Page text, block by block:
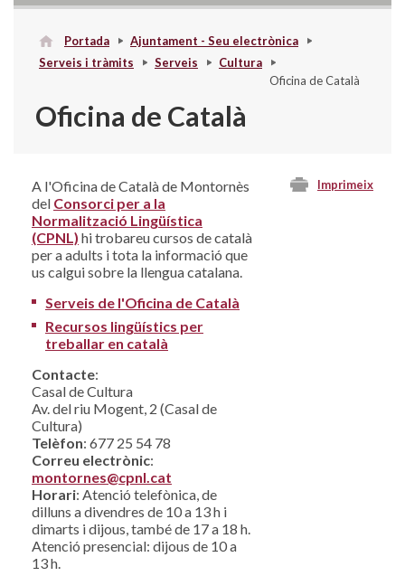
Portada
Ajuntament - Seu electrònica
Serveis i tràmits
Serveis
Cultura
Oficina de Català
Oficina de Català
Imprimeix
A l'Oficina de Català de Montornès
del Consorci per a la
Normalització Lingüística
(CPNL) hi trobareu cursos de català
per a adults i tota la informació que
us calgui sobre la llengua catalana.
Serveis de l'Oficina de Català
Recursos lingüístics per
treballar en català
Contacte:
Casal de Cultura
Av. del riu Mogent, 2 (Casal de
Cultura)
Telèfon: 677 25 54 78
Correu electrònic:
montornes@cpnl.cat
Horari: Atenció telefònica, de
dilluns a divendres de 10 a 13 h i
dimarts i dijous, també de 17 a 18 h.
Atenció presencial: dijous de 10 a
13 h.